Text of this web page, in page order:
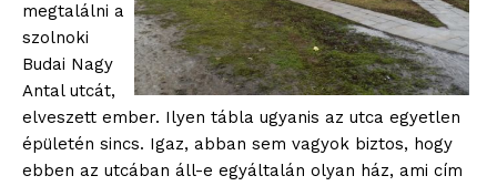
megtalálni a
szolnoki
Budai Nagy
Antal utcát,
elveszett ember. Ilyen tábla ugyanis az utca egyetlen
épületén sincs. Igaz, abban sem vagyok biztos, hogy
ebben az utcában áll-e egyáltalán olyan ház, ami cím